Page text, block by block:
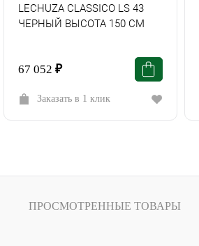
LECHUZA СLASSICO LS 43
ЧЕРНЫЙ ВЫСОТА 150 СМ
67 052 ₽
Заказать в 1 клик
ПРОСМОТРЕННЫЕ ТОВАРЫ